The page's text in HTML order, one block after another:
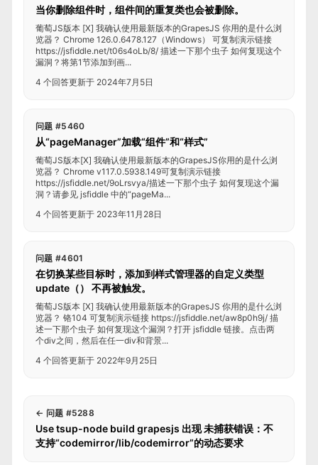
当你删除组件时，组件间的重复类也会被删除。
葡萄JS版本 [X] 我确认使用最新版本的GrapesJS 你用的是什么浏
览器？ Chrome 126.0.6478.127（Windows） 可复制演示链接
https://jsfiddle.net/t06s4oLb/8/ 描述一下那个虫子 如何复现这个
漏洞？将第1节添加到画...
4 个回答更新于 2024年7月5日
问题 #5460
从“pageManager”加载“组件”和“样式”
葡萄JS版本[X] 我确认使用最新版本的GrapesJS你用的是什么浏
览器？ Chrome v117.0.5938.149可复制演示链接
https://jsfiddle.net/9oLrsvya/描述一下那个虫子 如何复现这个漏
洞？请参见 jsfiddle 中的“pageMa...
4 个回答更新于 2023年11月28日
问题 #4601
在切换某些目标时，添加到样式管理器的自定义类型
update（） 不再被触发。
葡萄JS版本 [X] 我确认使用最新版本的GrapesJS 你用的是什么浏
览器？ 铬104 可复制演示链接 https://jsfiddle.net/aw8p0h9j/ 描
述一下那个虫子 如何复现这个漏洞？打开 jsfiddle 链接。点击两
个div之间，然后在任一div和背景...
4 个回答更新于 2022年9月25日
← 问题 #5288
Use tsup-node build grapesjs 出现 未捕获错误：不
支持“codemirror/lib/codemirror”的动态要求